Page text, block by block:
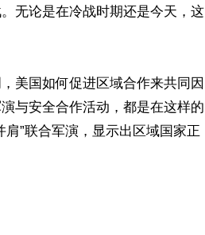
无论是在冷战时期还是今天，这
美国如何促进区域合作来共同因
与安全合作活动，都是在这样的
”联合军演，显示出区域国家正